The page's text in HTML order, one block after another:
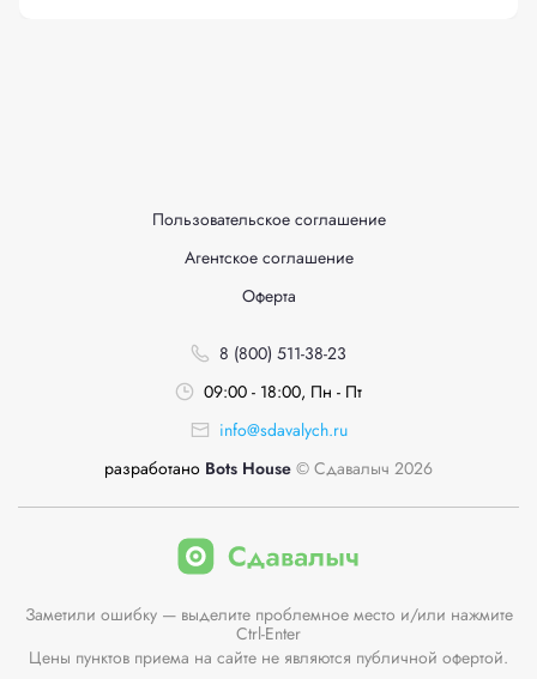
Пользовательское соглашение
Агентское соглашение
Оферта
8 (800) 511-38-23
09:00 - 18:00, Пн - Пт
info@sdavalych.ru
разработано Bots House © Сдавалыч 2026
Заметили ошибку — выделите проблемное место и/или нажмите
Ctrl-Enter
Цены пунктов приема на сайте не являются публичной офертой.